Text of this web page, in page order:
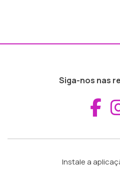
Siga-nos nas
Instale a